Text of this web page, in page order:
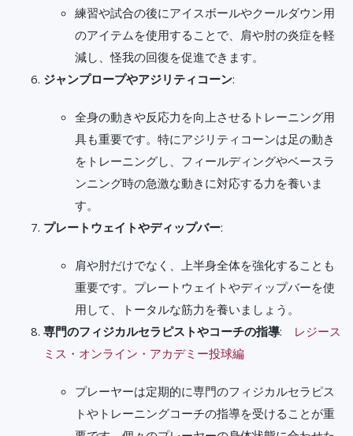
練習や試合の後にアイスボールやクールダウン用
のアイテムを使用することで、肩や肘の炎症を軽
減し、怪我の回復を促進できます。
ジャンプロープやアジリティコーン:
全身の動きや反応力を向上させるトレーニング用
具も重要です。特にアジリティコーンは足の動き
をトレーニングし、フィールディングやベースラ
ンニング時の急激な動きに対応する力を養いま
す。
プレートウェイトやディップバー:
肩や肘だけでなく、上半身全体を強化することも
重要です。プレートウェイトやディップバーを使
用して、トータルな筋力を養いましょう。
専門のフィジカルセラピストやコーチの指導: レジース
ミス・オンライン・アカデミー投球編
プレーヤーは定期的に専門のフィジカルセラピス
トやトレーニングコーチの指導を受けることが重